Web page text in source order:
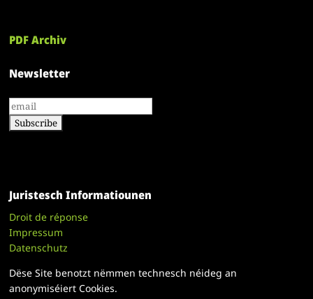
PDF Archiv
Newsletter
Juristesch Informatiounen
Droit de réponse
Impressum
Datenschutz
Dëse Site benotzt nëmmen technesch néideg an
anonymiséiert Cookies.